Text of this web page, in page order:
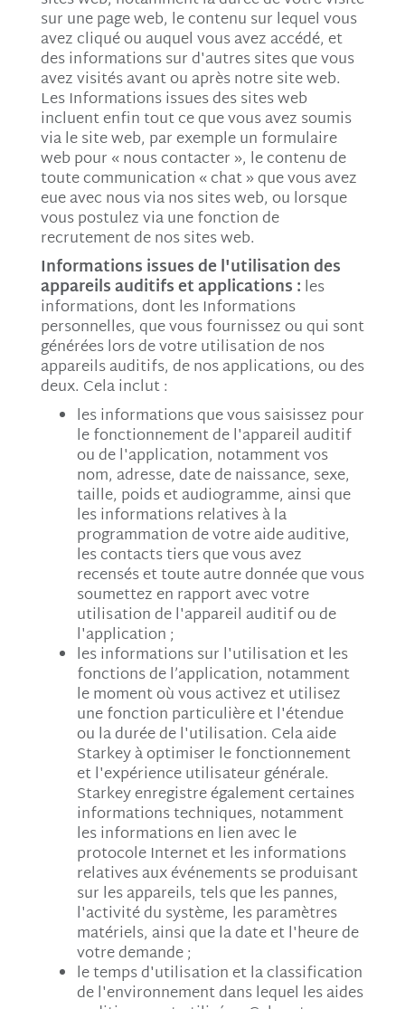
sur une page web, le contenu sur lequel vous
avez cliqué ou auquel vous avez accédé, et
des informations sur d'autres sites que vous
avez visités avant ou après notre site web.
Les Informations issues des sites web
incluent enfin tout ce que vous avez soumis
via le site web, par exemple un formulaire
web pour « nous contacter », le contenu de
toute communication « chat » que vous avez
eue avec nous via nos sites web, ou lorsque
vous postulez via une fonction de
recrutement de nos sites web.
Informations issues de l'utilisation des
appareils auditifs et applications : les
informations, dont les Informations
personnelles, que vous fournissez ou qui sont
générées lors de votre utilisation de nos
appareils auditifs, de nos applications, ou des
deux. Cela inclut :
les informations que vous saisissez pour
le fonctionnement de l'appareil auditif
ou de l'application, notamment vos
nom, adresse, date de naissance, sexe,
taille, poids et audiogramme, ainsi que
les informations relatives à la
programmation de votre aide auditive,
les contacts tiers que vous avez
recensés et toute autre donnée que vous
soumettez en rapport avec votre
utilisation de l'appareil auditif ou de
l'application ;
les informations sur l'utilisation et les
fonctions de l’application, notamment
le moment où vous activez et utilisez
une fonction particulière et l'étendue
ou la durée de l'utilisation. Cela aide
Starkey à optimiser le fonctionnement
et l'expérience utilisateur générale.
Starkey enregistre également certaines
informations techniques, notamment
les informations en lien avec le
protocole Internet et les informations
relatives aux événements se produisant
sur les appareils, tels que les pannes,
l'activité du système, les paramètres
matériels, ainsi que la date et l'heure de
votre demande ;
le temps d'utilisation et la classification
de l'environnement dans lequel les aides